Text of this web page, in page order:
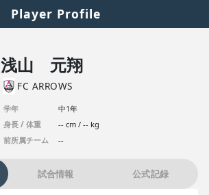
Player Profile
浅山 元翔
FC ARROWS
学年
中1年
身長 / 体重
-- cm / -- kg
前所属チーム
--
試合情報 公式記録